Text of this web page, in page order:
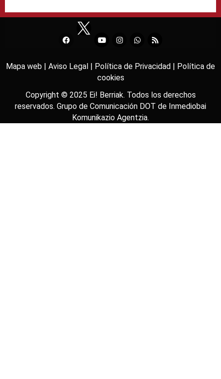
Mapa web | Aviso Legal | Política de Privacidad | Política de
cookies
Copyright © 2025 Ei! Berriak. Todos los derechos
reservados. Grupo de Comunicación DOT de Inmediobai
Komunikazio Agentzia.